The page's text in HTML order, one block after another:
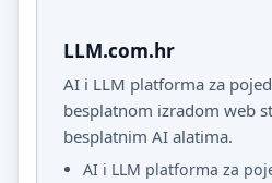
LLM.com.hr
AI i LLM platforma za
besplatnom izradom web
besplatnim AI alatima.
AI i LLM platforma za